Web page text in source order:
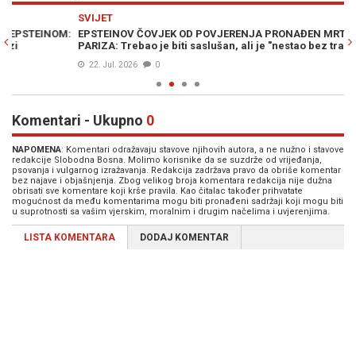
EPSTEINOV ČOVJEK OD POVJERENJA PRONAĐEN MRTAV KOD
PARIZA: Trebao je biti saslušan, ali je "nestao bez traga"
0
Komentari - Ukupno 0
NAPOMENA: Komentari odražavaju stavove njihovih autora, a ne nužno i stavove
redakcije Slobodna Bosna. Molimo korisnike da se suzdrže od vrijeđanja,
psovanja i vulgarnog izražavanja. Redakcija zadržava pravo da obriše komentar
bez najave i objašnjenja. Zbog velikog broja komentara redakcija nije dužna
obrisati sve komentare koji krše pravila. Kao čitalac također prihvatate
mogućnost da među komentarima mogu biti pronađeni sadržaji koji mogu biti
u suprotnosti sa vašim vjerskim, moralnim i drugim načelima i uvjerenjima.
LISTA KOMENTARA DODAJ KOMENTAR